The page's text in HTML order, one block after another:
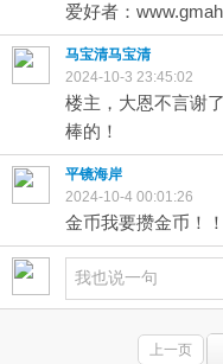
爱好者：
马宝清马宝清
2024-10-3 23:45:02
楼主，大恩不言谢
棒的！
平镜海岸
2024-10-4 00:01:26
金币我要攒金币！！
上一页